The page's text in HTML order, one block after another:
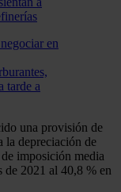
en
tarde a
una provisión de
la depreciación de
imposición media
de 2021 al 40,8 % en